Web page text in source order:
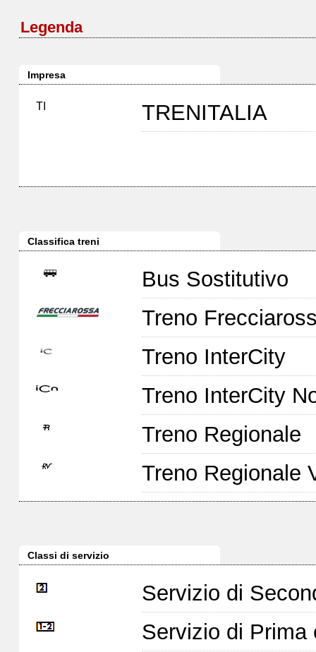
Legenda
Impresa
TI TRENITALIA
Classifica treni
Bus Sostitutivo
Treno
Treno InterCity
Treno InterCity
Treno Regionale
Treno Regionale
Classi di servizio
Servizio di
Servizio di Prima